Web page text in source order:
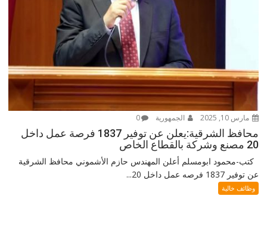
مارس 10, 2025 الجمهورية 0
محافظ الشرقية:يعلن عن توفير 1837 فرصة عمل داخل
20 مصنع وشركة بالقطاع الخاص
كتب-محمود ابومسلم أعلن المهندس حازم الأشموني محافظ الشرقية
عن توفير 1837 فرصه عمل داخل 20...
وظائف خالية